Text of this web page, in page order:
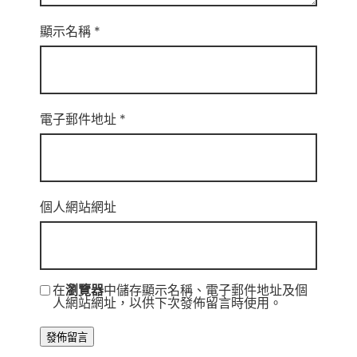
顯示名稱 *
電子郵件地址 *
個人網站網址
在瀏覽器中儲存顯示名稱、電子郵件地址及個
人網站網址，以供下次發佈留言時使用。